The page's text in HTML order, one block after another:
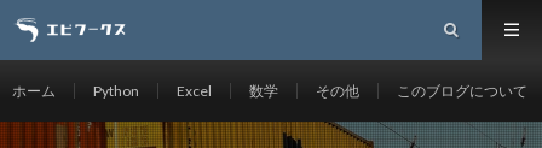
ホーム Python Excel 数学 その他 このブログについて